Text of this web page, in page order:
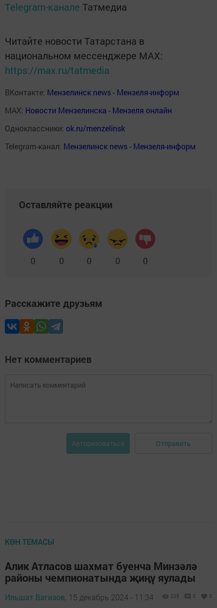
Telegram-канале Татмедиа
Читайте новости Татарстана в
национальном мессенджере MАХ:
https://max.ru/tatmedia
ВКонтакте: Мензелинск news - Мензеля-информ
MAX: Новости Мензелинска - Мензеля онлайн
Одноклассники: ok.ru/menzelinsk
Telegram-канал: Мензелинск news - Мензеля-информ
Оставляйте реакции
0 0 0 0 0
Расскажите друзьям
Нет комментариев
Авторизоваться Отправить
КӨН ТЕМАСЫ
Алик Атласов шахмат буенча Минзәлә
районы чемпионатында җиңү яулады
Ильшат Вагизов, 15 декабрь 2024 - 11:34 205 0 0